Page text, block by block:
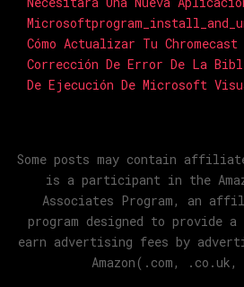
Cómo Actualizar Tu Chromecast
Corrección De Error De La
De Ejecución De Microsoft
Some posts may contain
is a participant in the
Associates Program, an
program designed to provide
earn advertising fees by
Amazon(.com,